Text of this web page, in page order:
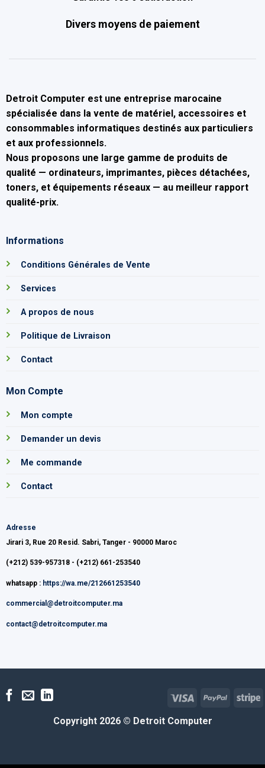
Divers moyens de paiement
Detroit Computer est une entreprise marocaine
spécialisée dans la vente de matériel, accessoires et
consommables informatiques destinés aux particuliers
et aux professionnels.
Nous proposons une large gamme de produits de
qualité — ordinateurs, imprimantes, pièces détachées,
toners, et équipements réseaux — au meilleur rapport
qualité-prix.
Informations
Conditions Générales de Vente
Services
A propos de nous
Politique de Livraison
Contact
Mon Compte
Mon compte
Demander un devis
Me commande
Contact
Adresse
Jirari 3, Rue 20 Resid. Sabri, Tanger - 90000 Maroc
(+212) 539-957318 - (+212) 661-253540
whatsapp : https://wa.me/212661253540
commercial@detroitcomputer.ma
contact@detroitcomputer.ma
Copyright 2026 © Detroit Computer
Visa PayPal